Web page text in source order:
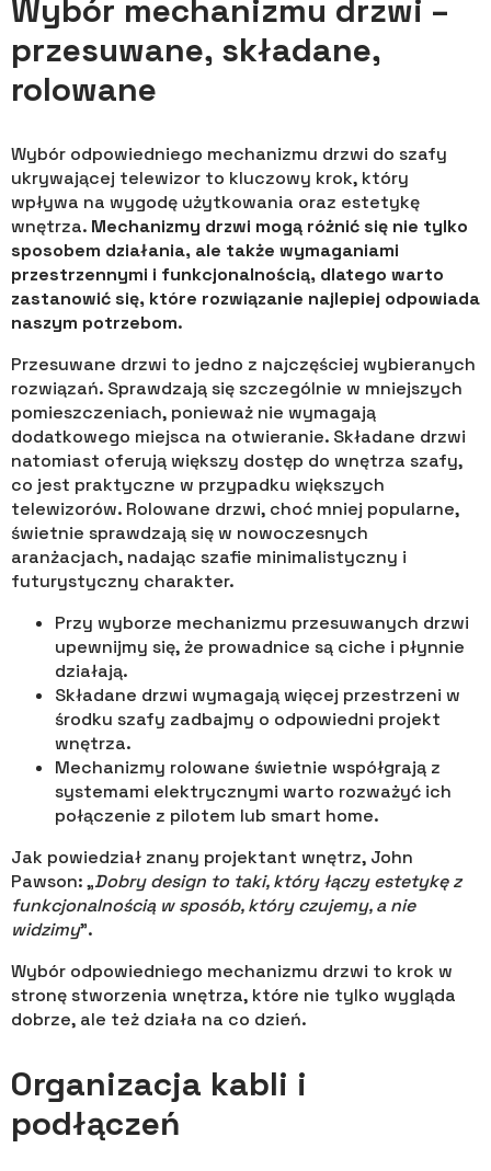
Wybór mechanizmu drzwi –
przesuwane, składane,
rolowane
Wybór odpowiedniego mechanizmu drzwi do szafy
ukrywającej telewizor to kluczowy krok, który
wpływa na wygodę użytkowania oraz estetykę
wnętrza. Mechanizmy drzwi mogą różnić się nie tylko
sposobem działania, ale także wymaganiami
przestrzennymi i funkcjonalnością, dlatego warto
zastanowić się, które rozwiązanie najlepiej odpowiada
naszym potrzebom.
Przesuwane drzwi to jedno z najczęściej wybieranych
rozwiązań. Sprawdzają się szczególnie w mniejszych
pomieszczeniach, ponieważ nie wymagają
dodatkowego miejsca na otwieranie. Składane drzwi
natomiast oferują większy dostęp do wnętrza szafy,
co jest praktyczne w przypadku większych
telewizorów. Rolowane drzwi, choć mniej popularne,
świetnie sprawdzają się w nowoczesnych
aranżacjach, nadając szafie minimalistyczny i
futurystyczny charakter.
Przy wyborze mechanizmu przesuwanych drzwi
upewnijmy się, że prowadnice są ciche i płynnie
działają.
Składane drzwi wymagają więcej przestrzeni w
środku szafy zadbajmy o odpowiedni projekt
wnętrza.
Mechanizmy rolowane świetnie współgrają z
systemami elektrycznymi warto rozważyć ich
połączenie z pilotem lub smart home.
Jak powiedział znany projektant wnętrz, John
Pawson: „Dobry design to taki, który łączy estetykę z
funkcjonalnością w sposób, który czujemy, a nie
widzimy”.
Wybór odpowiedniego mechanizmu drzwi to krok w
stronę stworzenia wnętrza, które nie tylko wygląda
dobrze, ale też działa na co dzień.
Organizacja kabli i
podłączeń